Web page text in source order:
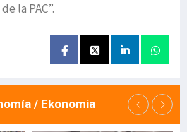
la PAC”.
/ Ekonomia